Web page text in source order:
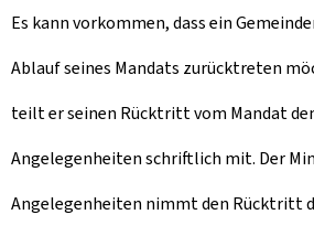
Es kann vorkommen, dass ein
Ablauf seines Mandats zurücktreten
teilt er seinen Rücktritt vom Mandat
Angelegenheiten schriftlich mit. Der
Angelegenheiten nimmt den Rücktritt